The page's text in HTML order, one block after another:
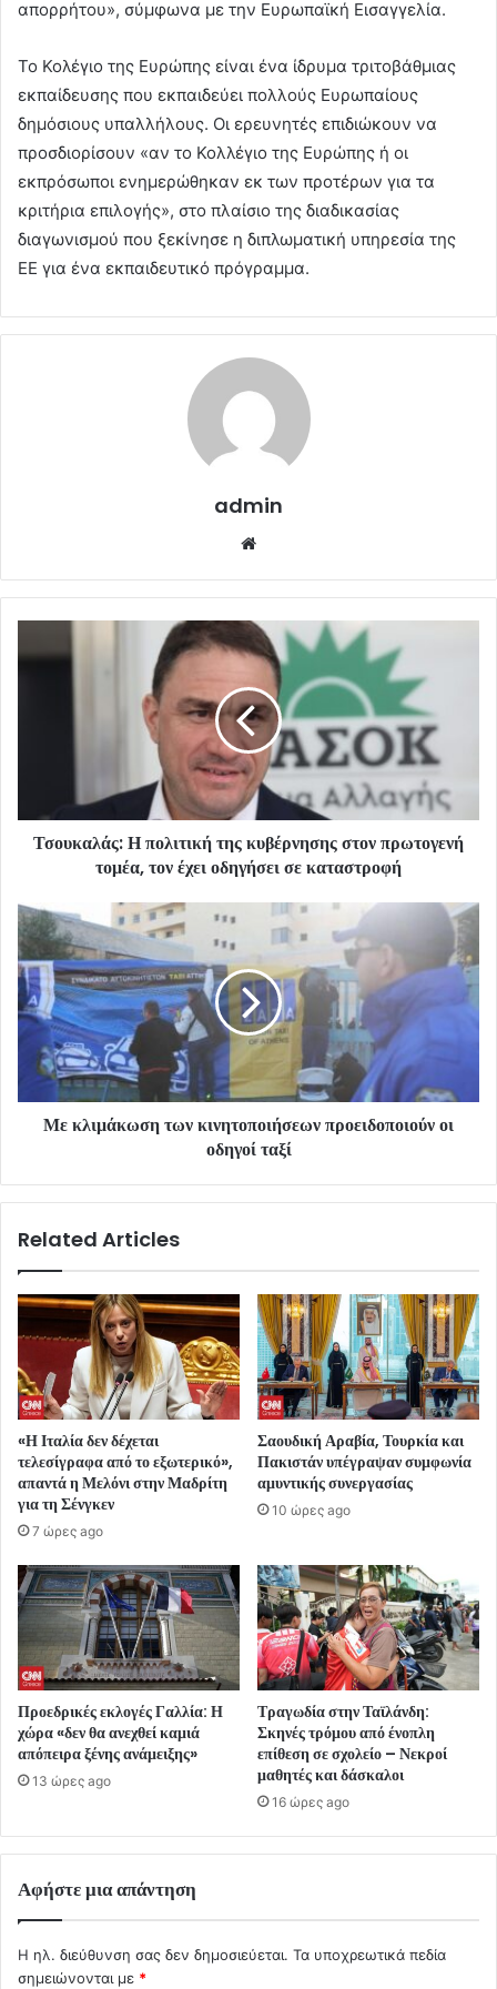
απορρήτου», σύμφωνα με την Ευρωπαϊκή Εισαγγελία.
Το Κολέγιο της Ευρώπης είναι ένα ίδρυμα τριτοβάθμιας
εκπαίδευσης που εκπαιδεύει πολλούς Ευρωπαίους
δημόσιους υπαλλήλους. Οι ερευνητές επιδιώκουν να
προσδιορίσουν «αν το Κολλέγιο της Ευρώπης ή οι
εκπρόσωποι ενημερώθηκαν εκ των προτέρων για τα
κριτήρια επιλογής», στο πλαίσιο της διαδικασίας
διαγωνισμού που ξεκίνησε η διπλωματική υπηρεσία της
ΕΕ για ένα εκπαιδευτικό πρόγραμμα.
admin
Τσουκαλάς: Η πολιτική της κυβέρνησης στον πρωτογενή
τομέα, τον έχει οδηγήσει σε καταστροφή
Με κλιμάκωση των κινητοποιήσεων προειδοποιούν οι
οδηγοί ταξί
Related Articles
«Η Ιταλία δεν δέχεται
τελεσίγραφα από το εξωτερικό»,
απαντά η Μελόνι στην Μαδρίτη
για τη Σένγκεν
7 ώρες ago
Σαουδική Αραβία, Τουρκία και
Πακιστάν υπέγραψαν συμφωνία
αμυντικής συνεργασίας
10 ώρες ago
Προεδρικές εκλογές Γαλλία: Η
χώρα «δεν θα ανεχθεί καμιά
απόπειρα ξένης ανάμειξης»
13 ώρες ago
Τραγωδία στην Ταϊλάνδη:
Σκηνές τρόμου από ένοπλη
επίθεση σε σχολείο – Νεκροί
μαθητές και δάσκαλοι
16 ώρες ago
Αφήστε μια απάντηση
Η ηλ. διεύθυνση σας δεν δημοσιεύεται. Τα υποχρεωτικά πεδία
σημειώνονται με *